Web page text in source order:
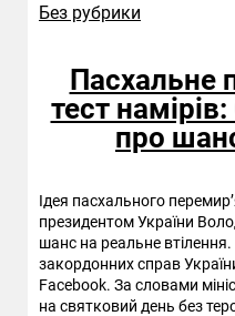
Без рубрики
Пасхальне
тест
про
Ідея пасхального
президентом України
шанс на реальне втілення.
закордонних справ
Facebook. За словами
на святковий день без